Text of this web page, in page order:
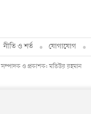
নীতি ও শর্ত যোগাযোগ
সম্পাদক ও প্রকাশক: মতিউর রহমান